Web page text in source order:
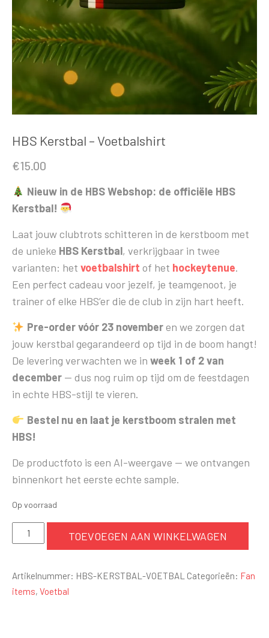
HBS Kerstbal – Voetbalshirt
€15.00
Nieuw in de HBS Webshop: de officiële HBS
Kerstbal!
Laat jouw clubtrots schitteren in de kerstboom met
de unieke HBS Kerstbal, verkrijgbaar in twee
varianten: het voetbalshirt of het hockeytenue.
Een perfect cadeau voor jezelf, je teamgenoot, je
trainer of elke HBS’er die de club in zijn hart heeft.
Pre-order vóór 23 novemberen we zorgen dat
jouw kerstbal gegarandeerd op tijd in de boom hangt!
De levering verwachten we in week 1 of 2 van
december — dus nog ruim op tijd om de feestdagen
in echte HBS-stijl te vieren.
Bestel nu en laat je kerstboom stralen met
HBS!
De productfoto is een AI-weergave — we ontvangen
binnenkort het eerste echte sample.
Op voorraad
HBS
Kerstbal
Voetbalshirt
aantal
TOEVOEGEN AAN WINKELWAGEN
Artikelnummer: HBS-KERSTBAL-VOETBAL Categorieën: Fan
items, Voetbal